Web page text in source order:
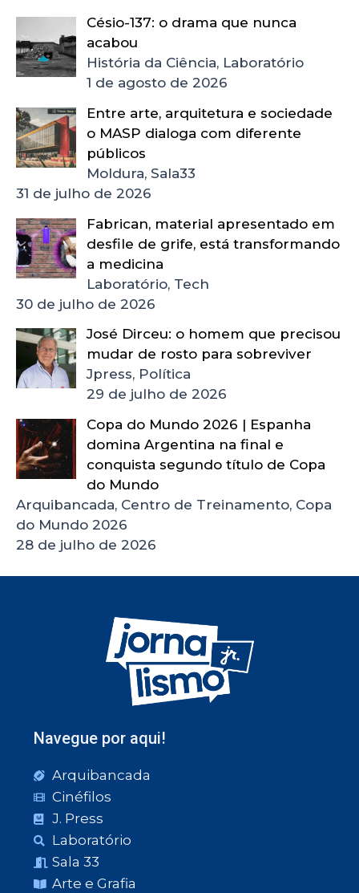
Césio-137: o drama que nunca
acabou
História da Ciência, Laboratório
1 de agosto de 2026
Entre arte, arquitetura e sociedade
o MASP dialoga com diferente
públicos
Moldura, Sala33
31 de julho de 2026
Fabrican, material apresentado em
desfile de grife, está transformando
a medicina
Laboratório, Tech
30 de julho de 2026
José Dirceu: o homem que precisou
mudar de rosto para sobreviver
Jpress, Política
29 de julho de 2026
Copa do Mundo 2026 | Espanha
domina Argentina na final e
conquista segundo título de Copa
do Mundo
Arquibancada, Centro de Treinamento, Copa
do Mundo 2026
28 de julho de 2026
Navegue por aqui!
Arquibancada
Cinéfilos
J. Press
Laboratório
Sala 33
Arte e Grafia